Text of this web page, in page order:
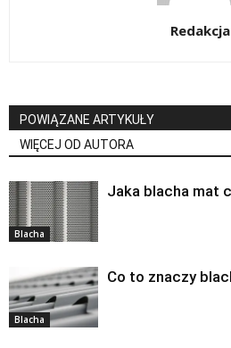
Redakcja
POWIĄZANE ARTYKUŁY
WIĘCEJ OD AUTORA
Blacha
Jaka blacha mat
Blacha
Co to znaczy